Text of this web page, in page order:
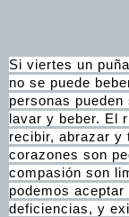
Si viertes un
no se puede
personas
lavar y beber. El
recibir, abrazar y
corazones son
compasión son
podemos
deficiencias, y